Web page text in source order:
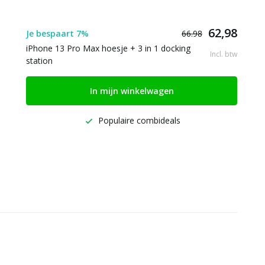
Je bespaart 7% 66.98 62,98
iPhone 13 Pro Max hoesje + 3 in 1 docking
station
Incl. btw
In mijn winkelwagen
Populaire combideals